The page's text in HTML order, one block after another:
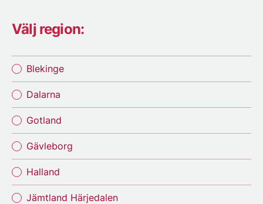
Välj region:
Blekinge
Dalarna
Gotland
Gävleborg
Halland
Jämtland Härjedalen